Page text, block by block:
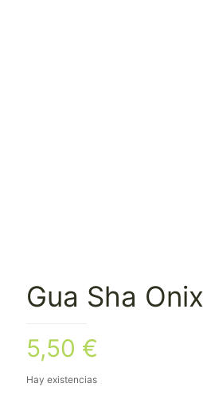
Gua Sha Onix
5,50 €
Hay existencias